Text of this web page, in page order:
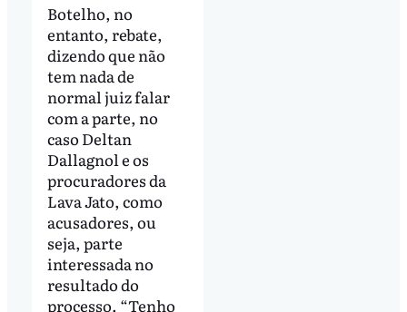
Botelho, no
entanto, rebate,
dizendo que não
tem nada de
normal juiz falar
com a parte, no
caso Deltan
Dallagnol e os
procuradores da
Lava Jato, como
acusadores, ou
seja, parte
interessada no
resultado do
processo. “Tenho